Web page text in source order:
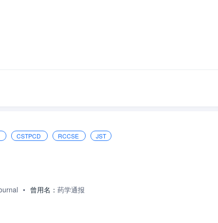
CSTPCD RCCSE JST
• 曾用名： 药学通报